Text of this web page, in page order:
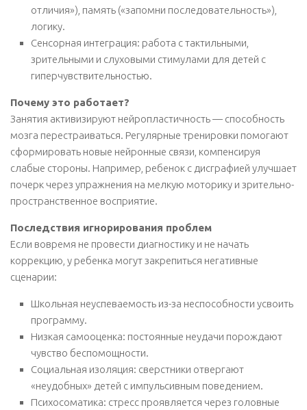
отличия»), память («запомни последовательность»),
логику.
Сенсорная интеграция: работа с тактильными,
зрительными и слуховыми стимулами для детей с
гиперчувствительностью.
Почему это работает?
Занятия активизируют нейропластичность — способность
мозга перестраиваться. Регулярные тренировки помогают
сформировать новые нейронные связи, компенсируя
слабые стороны. Например, ребенок с дисграфией улучшает
почерк через упражнения на мелкую моторику и зрительно-
пространственное восприятие.
Последствия игнорирования проблем
Если вовремя не провести диагностику и не начать
коррекцию, у ребенка могут закрепиться негативные
сценарии:
Школьная неуспеваемость из-за неспособности усвоить
программу.
Низкая самооценка: постоянные неудачи порождают
чувство беспомощности.
Социальная изоляция: сверстники отвергают
«неудобных» детей с импульсивным поведением.
Психосоматика: стресс проявляется через головные